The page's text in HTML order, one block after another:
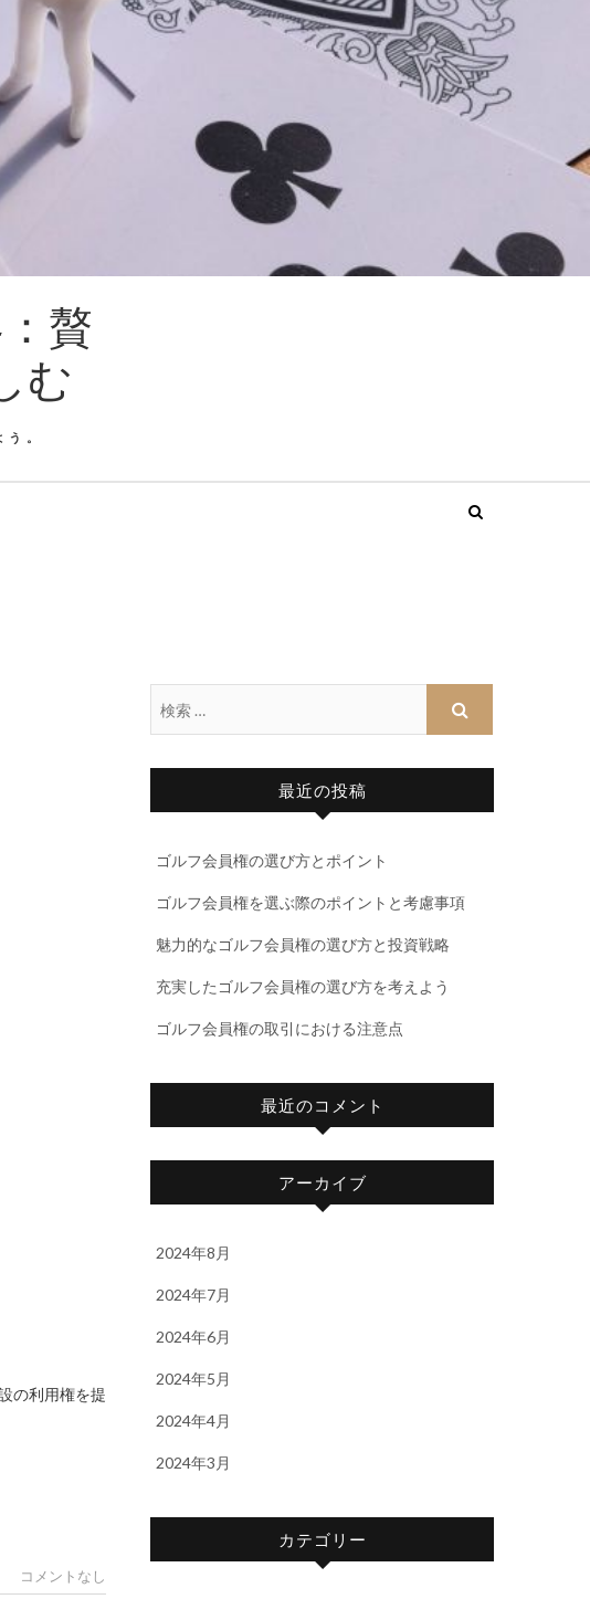
贅
む
う。
コメントなし
最近の投稿
ゴルフ会員権の選び方とポイント
ゴルフ会員権を選ぶ際のポイントと考慮事項
魅力的なゴルフ会員権の選び方と投資戦略
充実したゴルフ会員権の選び方を考えよう
ゴルフ会員権の取引における注意点
最近のコメント
アーカイブ
2024年8月
2024年7月
2024年6月
2024年5月
2024年4月
2024年3月
カテゴリー